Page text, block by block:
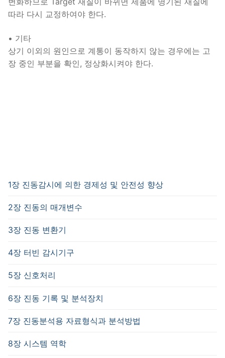
따라 다시 교정하여야 한다.
• 기타
상기 이외의 원인으로 계통이 동작하지 않는 경우에는 고
장 중인 부분을 확인, 정상화시켜야 한다.
1장 진동감시에 의한 경제성 및 안전성 향상
2장 진동의 매개변수
3장 진동 변환기
4장 터빈 감시기구
5장 신호처리
6장 진동 기록 및 분석장치
7장 진동분석용 자료형식과 분석방법
8장 시스템 역학